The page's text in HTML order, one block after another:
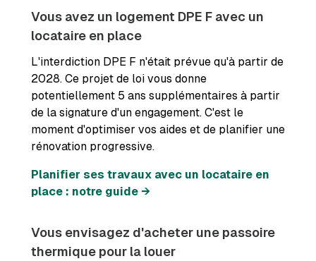
Vous avez un logement DPE F avec un
locataire en place
L'interdiction DPE F n'était prévue qu'à partir de
2028. Ce projet de loi vous donne
potentiellement 5 ans supplémentaires à partir
de la signature d'un engagement. C'est le
moment d'optimiser vos aides et de planifier une
rénovation progressive.
Planifier ses travaux avec un locataire en
place : notre guide →
Vous envisagez d'acheter une passoire
thermique pour la louer